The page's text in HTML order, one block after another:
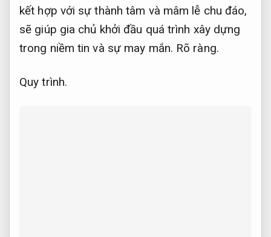
kết hợp với sự thành tâm và mâm lễ chu đáo,
sẽ giúp gia chủ khởi đầu quá trình xây dựng
trong niềm tin và sự may mắn. Rõ ràng.
Quy trình.